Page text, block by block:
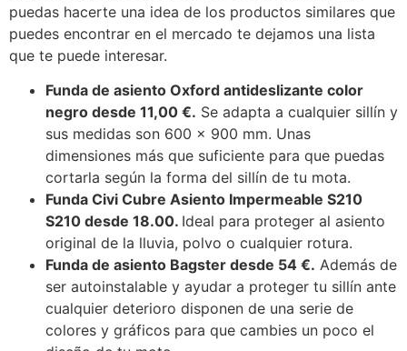
puedas hacerte una idea de los productos similares que
puedes encontrar en el mercado te dejamos una lista
que te puede interesar.
Funda de asiento Oxford antideslizante color
negro desde 11,00 €. Se adapta a cualquier sillín y
sus medidas son 600 x 900 mm. Unas
dimensiones más que suficiente para que puedas
cortarla según la forma del sillín de tu mota.
Funda Civi Cubre Asiento Impermeable S210
S210 desde 18.00. Ideal para proteger al asiento
original de la lluvia, polvo o cualquier rotura.
Funda de asiento Bagster desde 54 €. Además de
ser autoinstalable y ayudar a proteger tu sillín ante
cualquier deterioro disponen de una serie de
colores y gráficos para que cambies un poco el